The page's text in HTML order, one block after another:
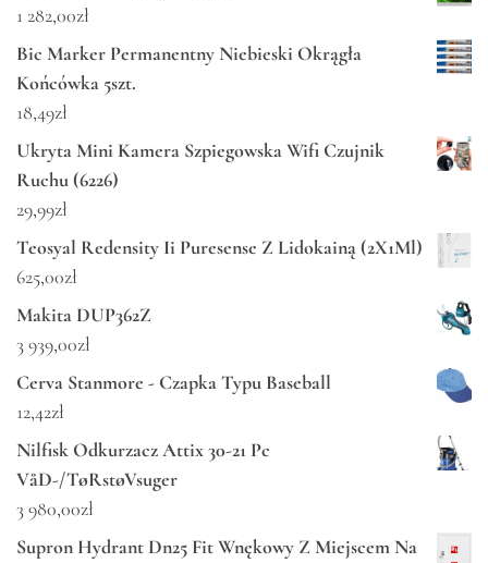
1 282,00zł
Bic Marker Permanentny Niebieski Okrągła
Końcówka 5szt.
18,49zł
Ukryta Mini Kamera Szpiegowska Wifi Czujnik
Ruchu (6226)
29,99zł
Teosyal Redensity Ii Puresense Z Lidokainą (2X1Ml)
625,00zł
Makita DUP362Z
3 939,00zł
Cerva Stanmore - Czapka Typu Baseball
12,42zł
Nilfisk Odkurzacz Attix 30-21 Pc
VåD-/TøRstøVsuger
3 980,00zł
Supron Hydrant Dn25 Fit Wnękowy Z Miejscem Na